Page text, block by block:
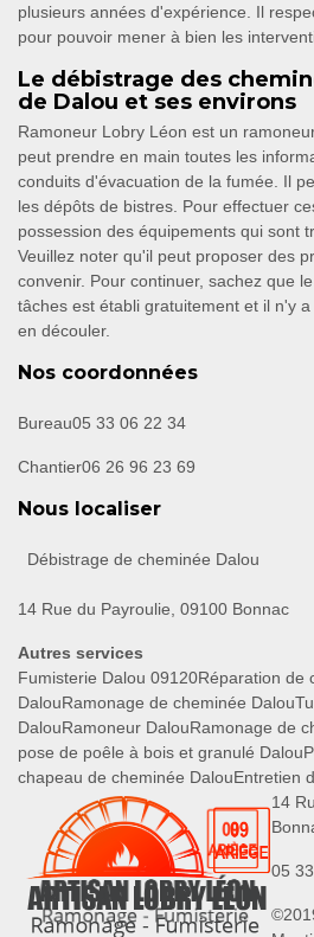
plusieurs années d'expérience. Il
pour pouvoir mener à bien les
Le débistrage des
de Dalou et ses environs
Ramoneur Lobry Léon est un
peut prendre en main toutes les
conduits d'évacuation de la fumée. Il
les dépôts de bistres. Pour effectuer
possession des équipements qui sont
Veuillez noter qu'il peut proposer des
convenir. Pour continuer, sachez que
tâches est établi gratuitement et il n'y
en découler.
Nos coordonnées
Bureau05 33 06 22 34
Chantier06 26 96 23 69
Nous localiser
Débistrage de cheminée Dalou
14 Rue du Payroulie, 09100 Bonnac
Autres services
Fumisterie Dalou 09120Réparation de
DalouRamonage de cheminée Dalou
DalouRamoneur DalouRamonage de
pose de poêle à bois et granulé Dalou
chapeau de cheminée DalouEntretien
14
05